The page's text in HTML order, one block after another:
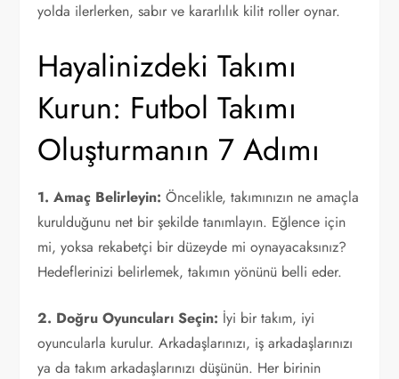
yolda ilerlerken, sabır ve kararlılık kilit roller oynar.
Hayalinizdeki Takımı
Kurun: Futbol Takımı
Oluşturmanın 7 Adımı
1. Amaç Belirleyin: Öncelikle, takımınızın ne amaçla
kurulduğunu net bir şekilde tanımlayın. Eğlence için
mi, yoksa rekabetçi bir düzeyde mi oynayacaksınız?
Hedeflerinizi belirlemek, takımın yönünü belli eder.
2. Doğru Oyuncuları Seçin: İyi bir takım, iyi
oyuncularla kurulur. Arkadaşlarınızı, iş arkadaşlarınızı
ya da takım arkadaşlarınızı düşünün. Her birinin